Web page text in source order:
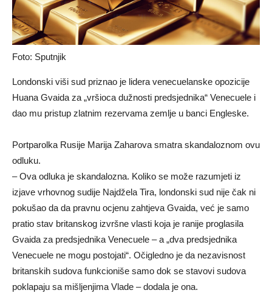
Foto: Sputnjik
Londonski viši sud priznao je lidera venecuelanske opozicije
Huana Gvaida za „vršioca dužnosti predsjednika“ Venecuele i
dao mu pristup zlatnim rezervama zemlje u banci Engleske.
Portparolka Rusije Marija Zaharova smatra skandaloznom ovu
odluku.
– Ova odluka je skandalozna. Koliko se može razumjeti iz
izjave vrhovnog sudije Najdžela Tira, londonski sud nije čak ni
pokušao da da pravnu ocjenu zahtjeva Gvaida, već je samo
pratio stav britanskog izvršne vlasti koja je ranije proglasila
Gvaida za predsjednika Venecuele – a „dva predsjednika
Venecuele ne mogu postojati“. Očigledno je da nezavisnost
britanskih sudova funkcioniše samo dok se stavovi sudova
poklapaju sa mišljenjima Vlade – dodala je ona.